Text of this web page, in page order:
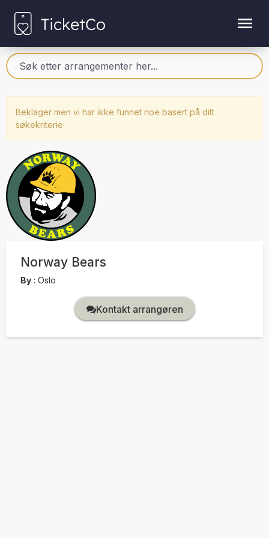
Beklager men vi har ikke funnet noe basert på ditt
søkekriterie
Norway Bears
By : Oslo
Kontakt arrangøren